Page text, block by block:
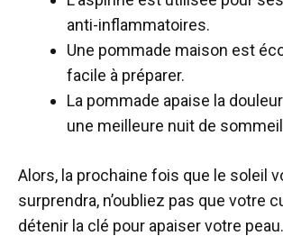
anti-inflammatoires.
Une pommade maison est
facile à préparer.
La pommade apaise la
une meilleure nuit de
Alors, la prochaine fois que le soleil
surprendra, n’oubliez pas que votre
détenir la clé pour apaiser votre